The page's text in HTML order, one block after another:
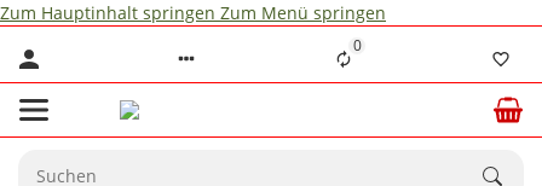
Zum Hauptinhalt springen Zum Menü springen
0